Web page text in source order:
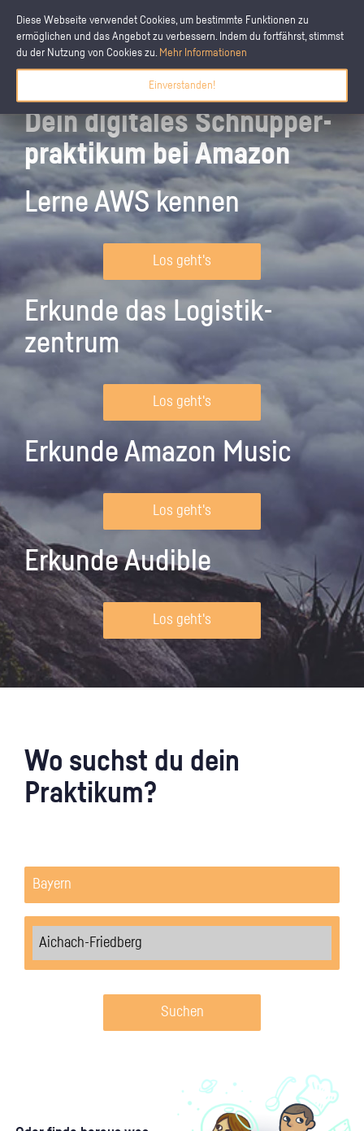
Diese Webseite verwendet Cookies, um bestimmte Funktionen zu
ermöglichen und das Angebot zu verbessern. Indem du fortfährst, stimmst
du der Nutzung von Cookies zu. Mehr Informationen
Einverstanden!
Dein digitales Schnupper­
praktikum bei Amazon
Lerne AWS kennen
Los geht's
Erkunde das Logistik­
zentrum
Los geht's
Erkunde Amazon Music
Los geht's
Erkunde Audible
Los geht's
Wo suchst du dein
Praktikum?
Suchen